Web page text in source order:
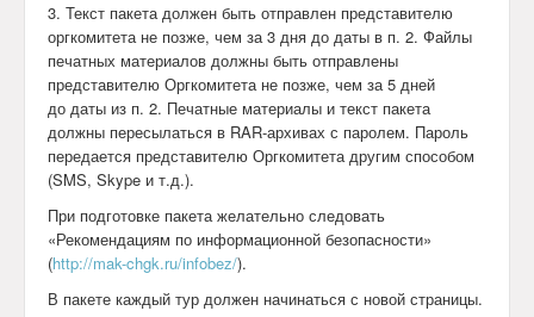
3. Текст пакета должен быть отправлен представителю
оргкомитета не позже, чем за 3 дня до даты в п. 2. Файлы
печатных материалов должны быть отправлены
представителю Оргкомитета не позже, чем за 5 дней
до даты из п. 2. Печатные материалы и текст пакета
должны пересылаться в RAR-архивах с паролем. Пароль
передается представителю Оргкомитета другим способом
(SMS, Skype и т.д.).
При подготовке пакета желательно следовать
«Рекомендациям по информационной безопасности»
(http://mak-chgk.ru/infobez/).
В пакете каждый тур должен начинаться с новой страницы.